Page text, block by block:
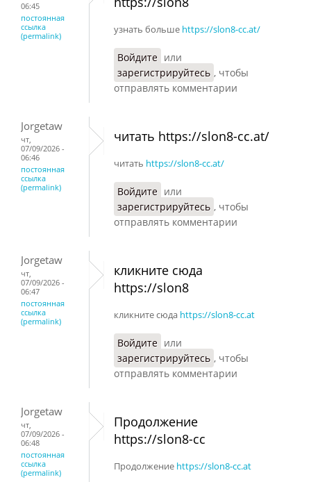
06:45
постоянная
ссылка
(permalink)
узнать больше https://slon8-cc.at/
Войдите или
зарегистрируйтесь , чтобы
отправлять комментарии
Jorgetaw
чт,
07/09/2026 -
06:46
постоянная
ссылка
(permalink)
читать https://slon8-cc.at/
читать https://slon8-cc.at/
Войдите или
зарегистрируйтесь , чтобы
отправлять комментарии
Jorgetaw
чт,
07/09/2026 -
06:47
постоянная
ссылка
(permalink)
кликните сюда
https://slon8
кликните сюда https://slon8-cc.at
Войдите или
зарегистрируйтесь , чтобы
отправлять комментарии
Jorgetaw
чт,
07/09/2026 -
06:48
постоянная
ссылка
(permalink)
Продолжение
https://slon8-cc
Продолжение https://slon8-cc.at